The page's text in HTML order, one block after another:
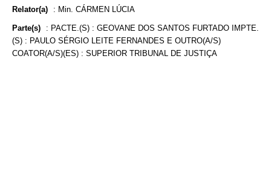
Relator(a) : Min. CÁRMEN LÚCIA
Parte(s) : PACTE.(S) : GEOVANE DOS SANTOS FURTADO IMPTE.
(S) : PAULO SÉRGIO LEITE FERNANDES E OUTRO(A/S)
COATOR(A/S)(ES) : SUPERIOR TRIBUNAL DE JUSTIÇA